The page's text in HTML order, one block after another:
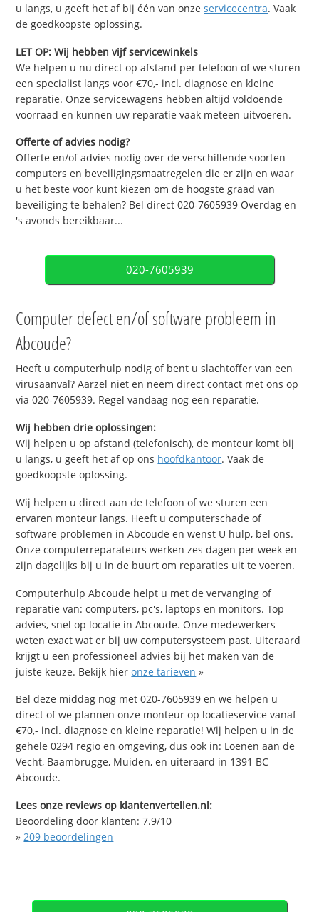
u langs, u geeft het af bij één van onzeservicecentra. Vaak
de goedkoopste oplossing.
LET OP: Wij hebben vijf servicewinkels
We helpen u nu direct op afstand per telefoon of we sturen
een specialist langs voor €70,- incl. diagnose en kleine
reparatie. Onze servicewagens hebben altijd voldoende
voorraad en kunnen uw reparatie vaak meteen uitvoeren.
Offerte of advies nodig?
Offerte en/of advies nodig over de verschillende soorten
computers en beveiligingsmaatregelen die er zijn en waar
u het beste voor kunt kiezen om de hoogste graad van
beveiliging te behalen? Bel direct 020-7605939 Overdag en
's avonds bereikbaar...
020-7605939
Computer defect en/of software probleem in
Abcoude?
Heeft u computerhulp nodig of bent u slachtoffer van een
virusaanval? Aarzel niet en neem direct contact met ons op
via 020-7605939. Regel vandaag nog een reparatie.
Wij hebben drie oplossingen:
Wij helpen u op afstand (telefonisch), de monteur komt bij
u langs, u geeft het af op ons hoofdkantoor. Vaak de
goedkoopste oplossing.
Wij helpen u direct aan de telefoon of we sturen een
ervaren monteur langs. Heeft u computerschade of
software problemen in Abcoude en wenst U hulp, bel ons.
Onze computerreparateurs werken zes dagen per week en
zijn dagelijks bij u in de buurt om reparaties uit te voeren.
Computerhulp Abcoude helpt u met de vervanging of
reparatie van: computers, pc's, laptops en monitors. Top
advies, snel op locatie in Abcoude. Onze medewerkers
weten exact wat er bij uw computersysteem past. Uiteraard
krijgt u een professioneel advies bij het maken van de
juiste keuze. Bekijk hieronze tarieven »
Bel deze middag nog met 020-7605939 en we helpen u
direct of we plannen onze monteur op locatieservice vanaf
€70,- incl. diagnose en kleine reparatie! Wij helpen u in de
gehele 0294 regio en omgeving, dus ook in: Loenen aan de
Vecht, Baambrugge, Muiden, en uiteraard in 1391 BC
Abcoude.
Lees onze reviews op klantenvertellen.nl:
Beoordeling door klanten:7.9/10
»209 beoordelingen